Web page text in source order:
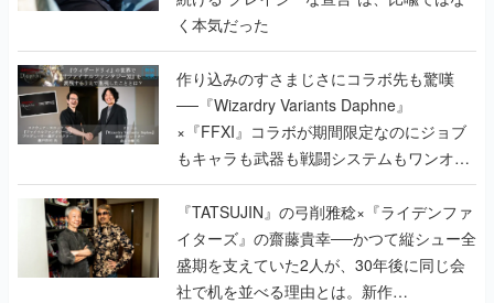
く本気だった
作り込みのすさまじさにコラボ先も驚嘆
──『Wizardry Variants Daphne』
×『FFXI』コラボが期間限定なのにジョブ
もキャラも武器も戦闘システムもワンオフ
で作り込まれた理由を両ディレクターに聞
く
『TATSUJIN』の弓削雅稔×『ライデンファ
イターズ』の齋藤貴幸──かつて縦シュー全
盛期を支えていた2人が、30年後に同じ会
社で机を並べる理由とは。新作